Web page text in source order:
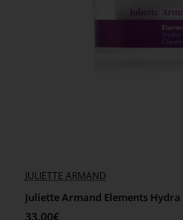
JULIETTE ARMAND
Juliette Armand Elements
33,00€